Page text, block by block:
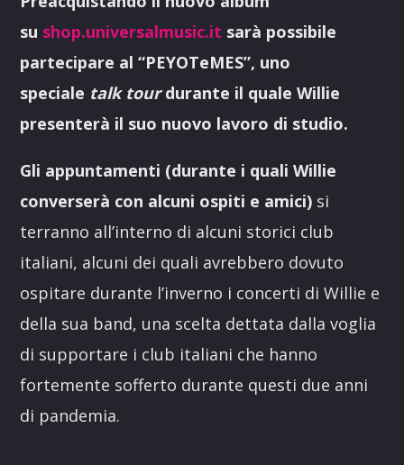
su shop.universalmusic.it sarà possibile
partecipare al “PEYOTeMES”, uno
speciale talk tourdurante il quale Willie
presenterà il suo nuovo lavoro di studio.
Gli appuntamenti (durante i quali Willie
converserà con alcuni ospiti e amici) si
terranno all’interno di alcuni storici club
italiani, alcuni dei quali avrebbero dovuto
ospitare durante l’inverno i concerti di Willie e
della sua band, una scelta dettata dalla voglia
di supportare i club italiani che hanno
fortemente sofferto durante questi due anni
di pandemia.